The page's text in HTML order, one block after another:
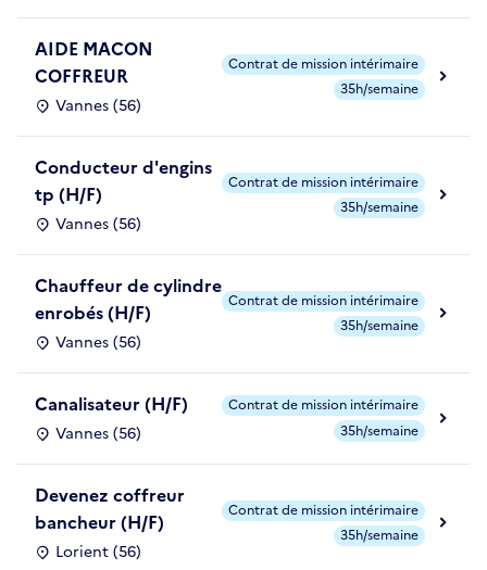
AIDE MACON
COFFREUR
Vannes (56)
Contrat de mission intérimaire
35h/semaine
Conducteur d'engins
tp (H/F)
Vannes (56)
Contrat de mission intérimaire
35h/semaine
Chauffeur de cylindre
enrobés (H/F)
Vannes (56)
Contrat de mission intérimaire
35h/semaine
Canalisateur (H/F)
Vannes (56)
Contrat de mission intérimaire
35h/semaine
Devenez coffreur
bancheur (H/F)
Lorient (56)
Contrat de mission intérimaire
35h/semaine